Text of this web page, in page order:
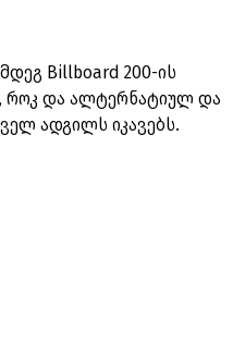
Billboard 200-ის
როკ და ალტერნატიულ და
ადგილს იკავებს.